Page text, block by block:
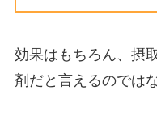
効果はもちろん、摂
剤だと言えるのでは